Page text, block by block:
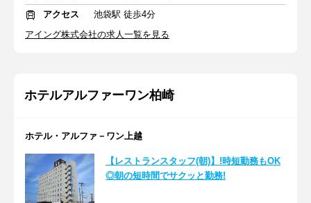
アクセス
池袋駅 徒歩4分
アイング株式会社の求人一覧を見る
ホテルアルファーワン柏崎
ホテル・アルファ－ワン上越
【レストランスタッフ(朝)】!時短勤務もOK
◎朝の短時間でサクッと勤務!